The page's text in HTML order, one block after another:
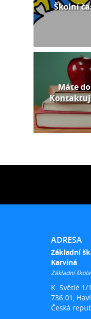
Školní
Máte
ADRESA
Základní
Karviná
Základní
K. Světlé 1/
736 01,
Česká